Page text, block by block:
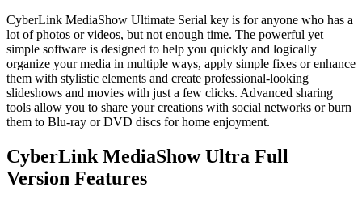
CyberLink MediaShow Ultimate Serial key is for anyone who has a
lot of photos or videos, but not enough time. The powerful yet
simple software is designed to help you quickly and logically
organize your media in multiple ways, apply simple fixes or enhance
them with stylistic elements and create professional-looking
slideshows and movies with just a few clicks. Advanced sharing
tools allow you to share your creations with social networks or burn
them to Blu-ray or DVD discs for home enjoyment.
CyberLink MediaShow Ultra Full
Version Features